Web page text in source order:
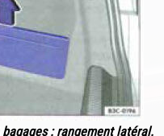
: rangement latéral.